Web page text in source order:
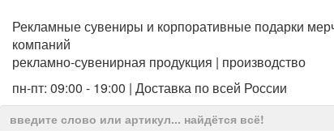
Рекламные сувениры и корпоративные подарки
компаний
рекламно-сувенирная продукция | производство
пн-пт: 09:00 - 19:00 | Доставка по всей России